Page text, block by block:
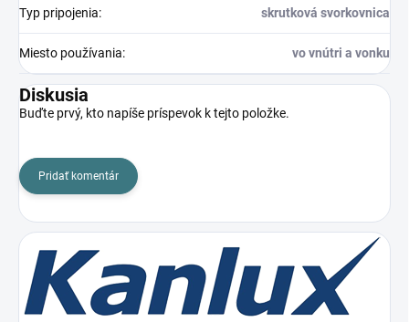
Typ pripojenia: skrutková svorkovnica
Miesto používania: vo vnútri a vonku
Diskusia
Buďte prvý, kto napíše príspevok k tejto položke.
Pridať komentár